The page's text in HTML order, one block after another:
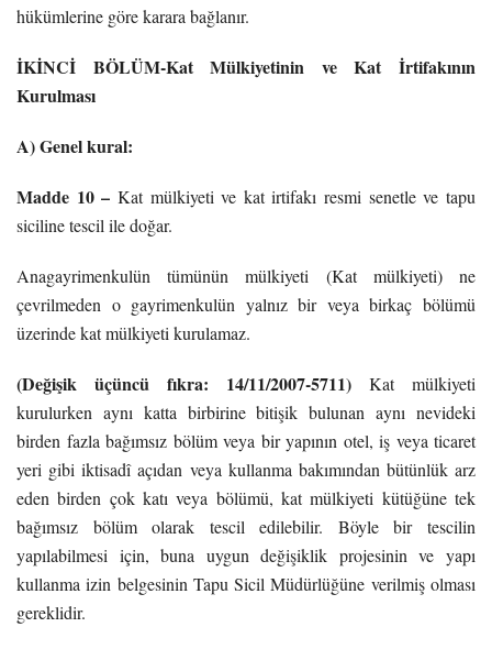
hükümlerine göre karara bağlanır.
İKİNCİ BÖLÜM-Kat Mülkiyetinin ve Kat İrtifakının
Kurulması
A) Genel kural:
Madde 10 – Kat mülkiyeti ve kat irtifakı resmi senetle ve tapu
siciline tescil ile doğar.
Anagayrimenkulün tümünün mülkiyeti (Kat mülkiyeti) ne
çevrilmeden o gayrimenkulün yalnız bir veya birkaç bölümü
üzerinde kat mülkiyeti kurulamaz.
(Değişik üçüncü fıkra: 14/11/2007-5711) Kat mülkiyeti
kurulurken aynı katta birbirine bitişik bulunan aynı nevideki
birden fazla bağımsız bölüm veya bir yapının otel, iş veya ticaret
yeri gibi iktisadî açıdan veya kullanma bakımından bütünlük arz
eden birden çok katı veya bölümü, kat mülkiyeti kütüğüne tek
bağımsız bölüm olarak tescil edilebilir. Böyle bir tescilin
yapılabilmesi için, buna uygun değişiklik projesinin ve yapı
kullanma izin belgesinin Tapu Sicil Müdürlüğüne verilmiş olması
gereklidir.